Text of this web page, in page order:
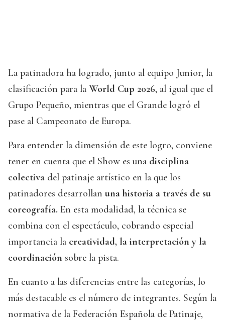
La patinadora ha logrado, junto al equipo Junior, la
clasificación para la World Cup 2026, al igual que el
Grupo Pequeño, mientras que el Grande logró el
pase al Campeonato de Europa.
Para entender la dimensión de este logro, conviene
tener en cuenta que el Show es una disciplina
colectiva del patinaje artístico en la que los
patinadores desarrollan una historia a través de su
coreografía. En esta modalidad, la técnica se
combina con el espectáculo, cobrando especial
importancia la creatividad, la interpretación y la
coordinación sobre la pista.
En cuanto a las diferencias entre las categorías, lo
más destacable es el número de integrantes. Según la
normativa de la Federación Española de Patinaje,